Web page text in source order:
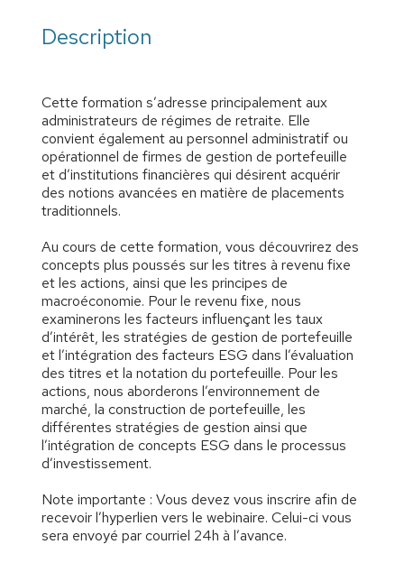
Description
Cette formation s’adresse principalement aux
administrateurs de régimes de retraite. Elle
convient également au personnel administratif ou
opérationnel de firmes de gestion de portefeuille
et d’institutions financières qui désirent acquérir
des notions avancées en matière de placements
traditionnels.
Au cours de cette formation, vous découvrirez des
concepts plus poussés sur les titres à revenu fixe
et les actions, ainsi que les principes de
macroéconomie. Pour le revenu fixe, nous
examinerons les facteurs influençant les taux
d’intérêt, les stratégies de gestion de portefeuille
et l’intégration des facteurs ESG dans l’évaluation
des titres et la notation du portefeuille. Pour les
actions, nous aborderons l’environnement de
marché, la construction de portefeuille, les
différentes stratégies de gestion ainsi que
l’intégration de concepts ESG dans le processus
d’investissement.
Note importante : Vous devez vous inscrire afin de
recevoir l’hyperlien vers le webinaire. Celui-ci vous
sera envoyé par courriel 24h à l’avance.